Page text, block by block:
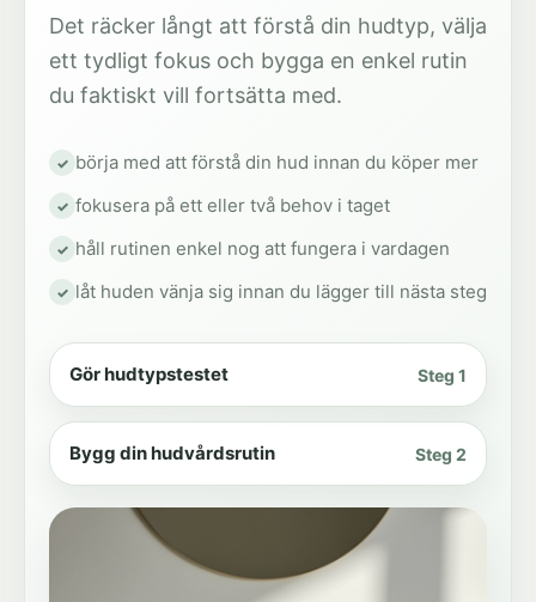
Det räcker långt att förstå din hudtyp, välja
ett tydligt fokus och bygga en enkel rutin
du faktiskt vill fortsätta med.
börja med att förstå din hud innan du köper mer
fokusera på ett eller två behov i taget
håll rutinen enkel nog att fungera i vardagen
låt huden vänja sig innan du lägger till nästa steg
Gör hudtypstestet Steg 1
Bygg din hudvårdsrutin Steg 2